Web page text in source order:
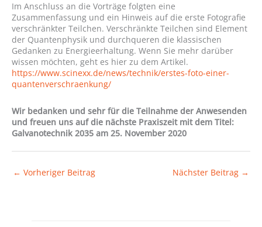
Im Anschluss an die Vorträge folgten eine
Zusammenfassung und ein Hinweis auf die erste Fotografie
verschränkter Teilchen. Verschränkte Teilchen sind Element
der Quantenphysik und durchqueren die klassischen
Gedanken zu Energieerhaltung. Wenn Sie mehr darüber
wissen möchten, geht es hier zu dem Artikel.
https://www.scinexx.de/news/technik/erstes-foto-einer-
quantenverschraenkung/
Wir bedanken und sehr für die Teilnahme der Anwesenden
und freuen uns auf die nächste Praxiszeit mit dem Titel:
Galvanotechnik 2035 am 25. November 2020
← Vorheriger Beitrag Nächster Beitrag →